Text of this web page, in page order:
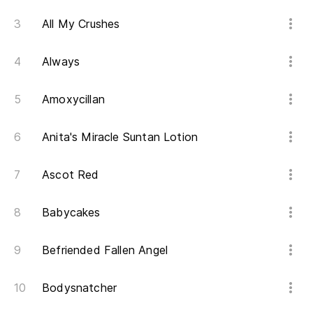
All My Crushes
Always
Amoxycillan
Anita's Miracle Suntan Lotion
Ascot Red
Babycakes
Befriended Fallen Angel
Bodysnatcher